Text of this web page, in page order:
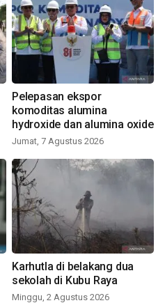
Pelepasan ekspor
komoditas alumina
hydroxide dan alumina oxide
Jumat, 7 Agustus 2026
Karhutla di belakang dua
sekolah di Kubu Raya
Minggu, 2 Agustus 2026